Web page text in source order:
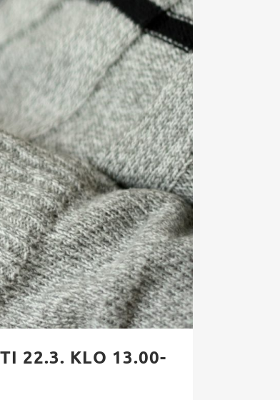
22.3. KLO 13.00-